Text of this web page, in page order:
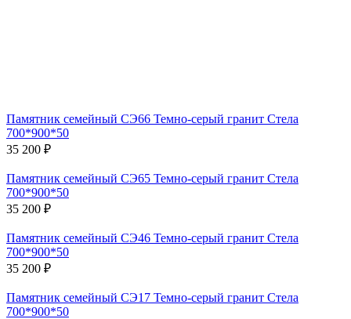
Памятник семейный СЭ66 Темно-серый гранит Стела
700*900*50
35 200 ₽
Памятник семейный СЭ65 Темно-серый гранит Стела
700*900*50
35 200 ₽
Памятник семейный СЭ46 Темно-серый гранит Стела
700*900*50
35 200 ₽
Памятник семейный СЭ17 Темно-серый гранит Стела
700*900*50